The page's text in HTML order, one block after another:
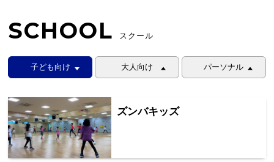
SCHOOL スクール
子ども向け 大人向け パーソナル
ズンバキッズ